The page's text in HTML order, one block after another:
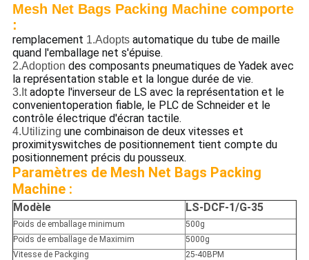
Mesh Net Bags Packing Machine comporte
:
remplacement 1.Adopts automatique du tube de maille
quand l'emballage net s'épuise.
2.Adoption des composants pneumatiques de Yadek avec
la représentation stable et la longue durée de vie.
3.It adopte l'inverseur de LS avec la représentation et le
convenientoperation fiable, le PLC de Schneider et le
contrôle électrique d'écran tactile.
4.Utilizing une combinaison de deux vitesses et
proximityswitches de positionnement tient compte du
positionnement précis du pousseux.
Paramètres de Mesh Net Bags Packing
Machine :
Modèle LS-DCF-1/G-35
Poids de emballage minimum
500g
Poids de emballage de Maximim
5000g
Vitesse de Packging
25-40BPM